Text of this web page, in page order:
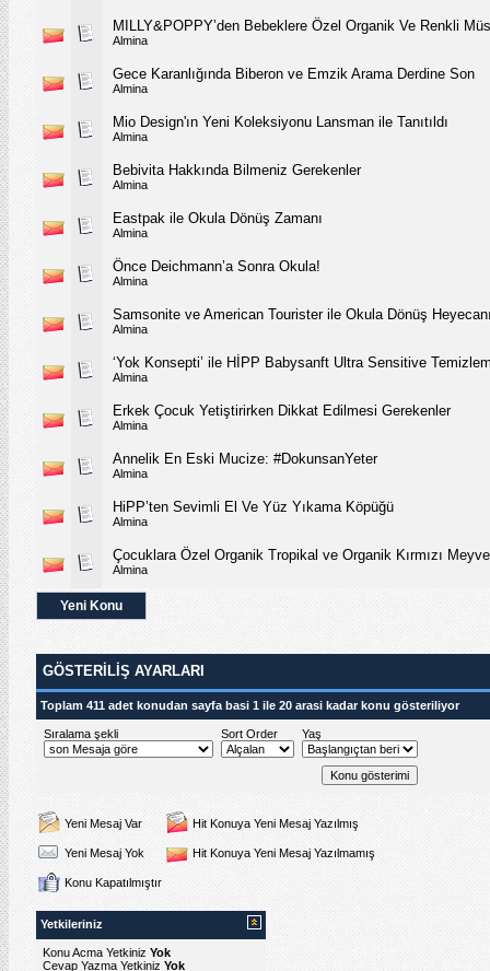
MILLY&POPPY’den Bebeklere Özel Organik Ve Renkli
Almina
Gece Karanlığında Biberon ve Emzik Arama Derdine Son
Almina
Mio Design'ın Yeni Koleksiyonu Lansman ile Tanıtıldı
Almina
Bebivita Hakkında Bilmeniz Gerekenler
Almina
Eastpak ile Okula Dönüş Zamanı
Almina
Önce Deichmann’a Sonra Okula!
Almina
Samsonite ve American Tourister ile Okula Dönüş
Almina
‘Yok Konsepti’ ile HİPP Babysanft Ultra Sensitive
Almina
Erkek Çocuk Yetiştirirken Dikkat Edilmesi Gerekenler
Almina
Annelik En Eski Mucize: #DokunsanYeter
Almina
HiPP’ten Sevimli El Ve Yüz Yıkama Köpüğü
Almina
Çocuklara Özel Organik Tropikal ve Organik Kırmızı
Almina
Yeni Konu
GÖSTERILIŞ AYARLARI
Toplam 411 adet konudan sayfa basi 1 ile 20 arasi kadar konu gösteriliyor
Sıralama şekli Sort Order Yaş
Yeni Mesaj Var Hit Konuya Yeni Mesaj Yazılmış
Yeni Mesaj Yok Hit Konuya Yeni Mesaj Yazılmamış
Konu Kapatılmıştır
Yetkileriniz
Konu Acma Yetkiniz Yok
Cevap Yazma Yetkiniz Yok